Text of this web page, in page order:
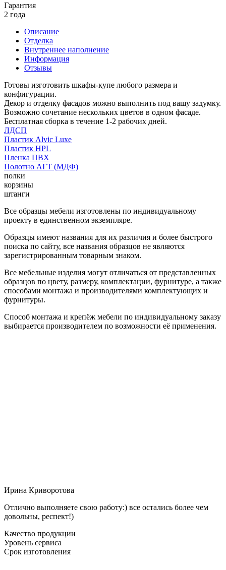
Гарантия
2 года
Описание
Отделка
Внутреннее наполнение
Информация
Отзывы
Готовы изготовить шкафы-купе любого размера и
конфигурации.
Декор и отделку фасадов можно выполнить под вашу задумку.
Возможно сочетание нескольких цветов в одном фасаде.
Бесплатная сборка в течение 1-2 рабочих дней.
ЛДСП
Пластик Alvic Luxe
Пластик HPL
Пленка ПВХ
Полотно АГТ (МДФ)
полки
корзины
штанги
Все образцы мебели изготовлены по индивидуальному
проекту в единственном экземпляре.
Образцы имеют названия для их различия и более быстрого
поиска по сайту, все названия образцов не являются
зарегистрированным товарным знаком.
Все мебельные изделия могут отличаться от представленных
образцов по цвету, размеру, комплектации, фурнитуре, а также
способами монтажа и производителями комплектующих и
фурнитуры.
Способ монтажа и крепёж мебели по индивидуальному заказу
выбирается производителем по возможности её применения.
Ирина Криворотова
Отлично выполняете свою работу:) все остались более чем
довольны, респект!)
Качество продукции
Уровень сервиса
Срок изготовления